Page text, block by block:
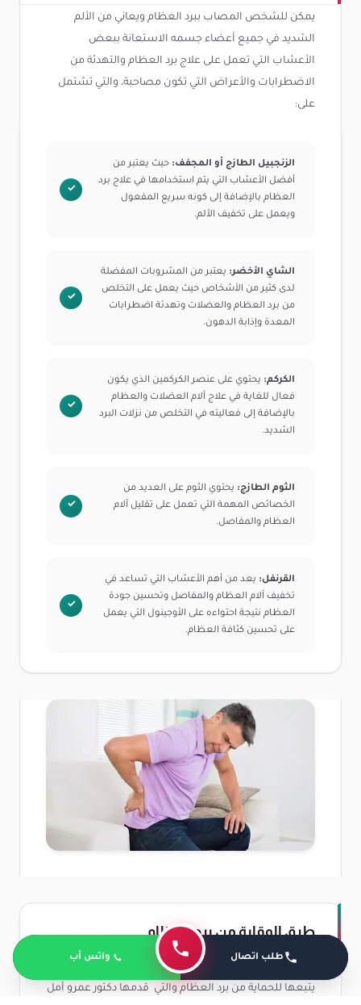
يمكن للشخص المصاب ببرد العظام ويعاني من الألم
الشديد في جميع أعضاء جسمه الاستعانة ببعض
الأعشاب التي تعمل على علاج برد العظام والتهدئة من
الاضطرابات والأعراض التي تكون مصاحبة، والتي تشتمل
على:
الزنجبيل الطازج أو المجفف: حيث يعتبر من
أفضل الأعشاب التي يتم استخدامها في علاج برد
العظام بالإضافة إلى كونه سريع المفعول
ويعمل على تخفيف الألم.
الشاي الأخضر: يعتبر من المشروبات المفضلة
لدى كثير من الأشخاص حيث يعمل على التخلص
من برد العظام والعضلات وتهدئة اضطرابات
المعدة وإذابة الدهون.
الكركم: يحتوي على عنصر الكركمين الذي يكون
فعال للغاية في علاج آلام العضلات والعظام
بالإضافة إلى فعاليته في التخلص من نزلات البرد
الشديد.
الثوم الطازج: يحتوي الثوم على العديد من
الخصائص المهمة التي تعمل على تقليل آلام
العظام والمفاصل.
القرنفل: يعد من أهم الأعشاب التي تساعد في
تخفيف آلام العظام والمفاصل وتحسين جودة
العظام نتيجة احتواءه على الأوجينول التي يعمل
على تحسين كثافة العظام.
طرق الوقاية من برد العظام
هناك الكثير من الطرق المهمة التي يستطيع أي شخص أن
يتبعها للحماية من برد العظام والتي قدمها دكتور عمرو أمل
طلب اتصال واتس أب